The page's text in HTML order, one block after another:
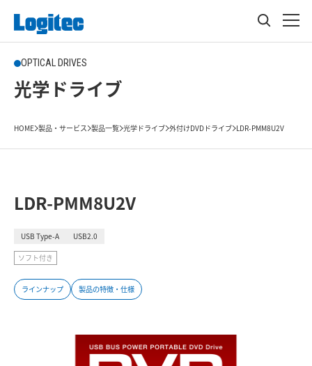
OPTICAL DRIVES
光学ドライブ
HOME 製品・サービス 製品一覧 光学ドライブ 外付けDVDドライブ LDR-PMM8U2V
LDR-PMM8U2V
USB Type-A USB2.0
ソフト付き
ラインナップ 製品の特徴・仕様